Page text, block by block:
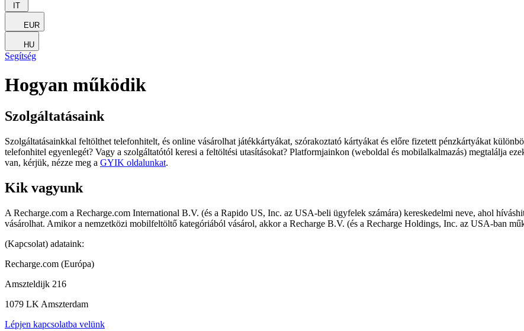
IT
EUR
HU
Segítség
Hogyan működik
Szolgáltatásaink
Szolgáltatásainkkal feltölthet telefonhitelt, és online vásárolhat játékkártyákat, szórakoztató kártyákat és előre fizetett pénzkártyákat
telefonhitel egyenlegét? Vagy a szolgáltatótól keresi a feltöltési utasításokat? Platformjainkon (weboldal és mobilalkalmazás) megtalálja
van, kérjük, nézze meg a GYIK oldalunkat.
Kik vagyunk
A Recharge.com a Recharge.com International B.V. (és a Rapido US, Inc. az USA-beli ügyfelek számára) kereskedelmi neve, ahol
vásárolhat. Amikor a nemzetközi mobilfeltöltő kategóriából vásárol, akkor a Recharge B.V. (és a Recharge Holdings, Inc. az USA-ban
(Kapcsolat) adataink:
Recharge.com (Európa)
Amszteldijk 216
1079 LK Amszterdam
Lépjen kapcsolatba velünk